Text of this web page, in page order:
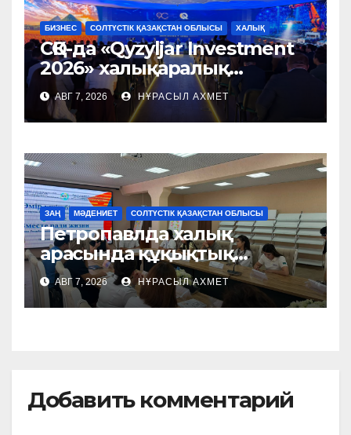
БИЗНЕС СОЛТҮСТІК ҚАЗАҚСТАН ОБЛЫСЫ ХАЛЫҚ
СҚО-да «Qyzyljar Investment
2026» халықаралық
форумы өтті
АВГ 7, 2026 НҰРАСЫЛ АХМЕТ
ЗАҢ МӘДЕНИЕТ СОЛТҮСТІК ҚАЗАҚСТАН ОБЛЫСЫ
Петропавлда халық
арасында құқықтық
мәдениетті
қалыптастыруға арналған
шара өтті
АВГ 7, 2026 НҰРАСЫЛ АХМЕТ
Добавить комментарий